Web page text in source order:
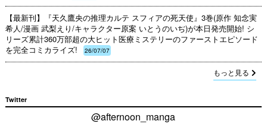
【最新刊】『天久鷹央の推理カルテ スフィアの死天使』3巻(原作 知念実
希人/漫画 武梨えり/キャラクター原案 いとうのいぢ)が本日発売開始! シ
リーズ累計360万部超の大ヒット医療ミステリーのファーストエピソード
を完全コミカライズ!
26/07/07
もっと見る
Twitter
@afternoon_manga